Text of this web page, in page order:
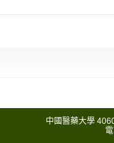
中國醫藥大學